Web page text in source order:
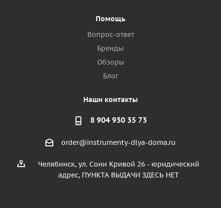
Помощь
Вопрос-ответ
Бренды
Обзоры
Блог
Наши контакты
8 904 930 35 73
order@instrumenty-dlya-doma.ru
Челябинск, ул. Сони Кривой 26 - юридический
адрес, ПУНКТА ВЫДАЧИ ЗДЕСЬ НЕТ